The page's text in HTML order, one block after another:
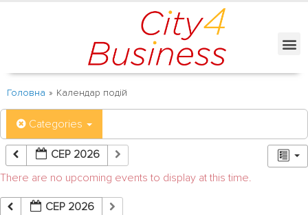
Головна » Календар подій
Categories
СЕР 2026
There are no upcoming events to display at this time.
СЕР 2026